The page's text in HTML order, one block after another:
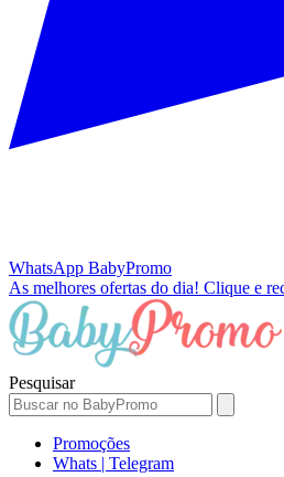
WhatsApp BabyPromo
As melhores ofertas do dia! Clique e
Pesquisar
Promoções
Whats | Telegram